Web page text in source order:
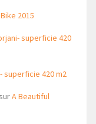
2015
superficie 420
superficie 420 m2
A Beautiful